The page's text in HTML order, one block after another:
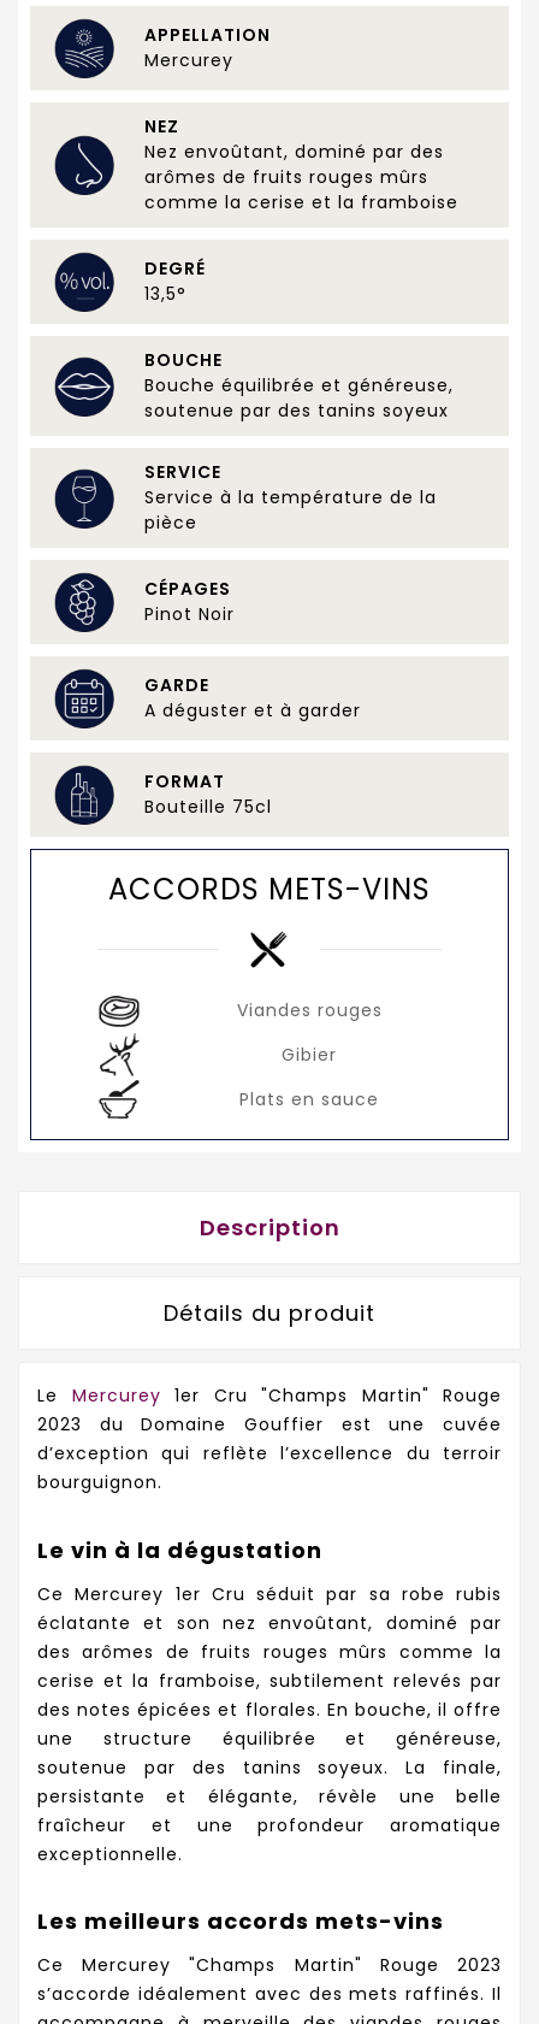
APPELLATION
Mercurey
NEZ
Nez envoûtant, dominé par des
arômes de fruits rouges mûrs
comme la cerise et la framboise
DEGRÉ
13,5°
BOUCHE
Bouche équilibrée et généreuse,
soutenue par des tanins soyeux
SERVICE
Service à la température de la
pièce
CÉPAGES
Pinot Noir
GARDE
A déguster et à garder
FORMAT
Bouteille 75cl
ACCORDS METS-VINS
Viandes rouges
Gibier
Plats en sauce
Description
Détails du produit
Le Mercurey 1er Cru "Champs Martin" Rouge
2023 du Domaine Gouffier est une cuvée
d’exception qui reflète l’excellence du terroir
bourguignon.
Le vin à la dégustation
Ce Mercurey 1er Cru séduit par sa robe rubis
éclatante et son nez envoûtant, dominé par
des arômes de fruits rouges mûrs comme la
cerise et la framboise, subtilement relevés par
des notes épicées et florales. En bouche, il offre
une structure équilibrée et généreuse,
soutenue par des tanins soyeux. La finale,
persistante et élégante, révèle une belle
fraîcheur et une profondeur aromatique
exceptionnelle.
Les meilleurs accords mets-vins
Ce Mercurey "Champs Martin" Rouge 2023
s’accorde idéalement avec des mets raffinés. Il